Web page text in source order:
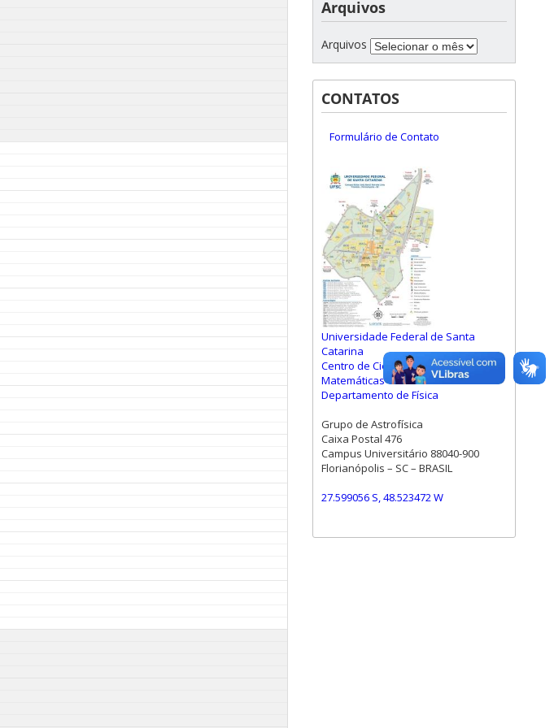
Arquivos
Arquivos
CONTATOS
Formulário de Contato
Universidade Federal de Santa
Catarina
Centro de Ciências Físicas e
Matemáticas
Departamento de Física
Grupo de Astrofísica
Caixa Postal 476
Campus Universitário 88040-900
Florianópolis – SC – BRASIL
27.599056 S, 48.523472 W